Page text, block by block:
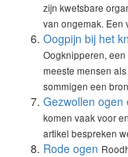
zijn kwetsbare
van ongemak. Een
Oogpijn bij het
Oogknipperen,
meeste mensen
sommigen een
Gezwollen ogen
komen vaak voor
artikel bespreken
Rode ogen